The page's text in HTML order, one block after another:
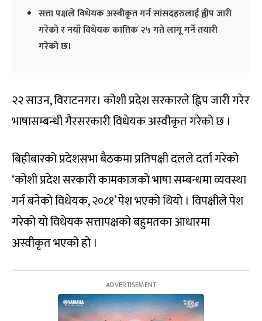
सत्ता पक्षले विधेयक अस्वीकृत गर्न सांसदहरुलाई ह्वीप जारी
गरेको र नयाँ विधेयक कात्तिक २५ गते लागू गर्ने तयारी
गरेको छ।
२२ साउन, विराटनगर। कोशी प्रदेश सरकारले ह्विप जारी गरेर
भाषासम्बन्धी गैरसरकारी विधेयक अस्वीकृत गरेको छ ।
बिहीबारको प्रदेशसभा बैठकमा प्रतिपक्षी दलले दर्ता गरेको
‘कोशी प्रदेश सरकारी कामकाजको भाषा सम्बन्धमा व्यवस्था
गर्न बनेको विधेयक, २०८१’ पेश भएको थियो । विपक्षीले पेश
गरेको यो विधेयक सत्तापक्षको बहुमतका आधारमा
अस्वीकृत भएको हो ।